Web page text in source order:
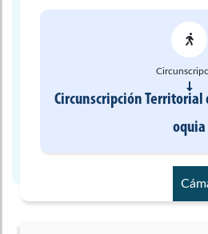
Circunscripción Territorial
oquia